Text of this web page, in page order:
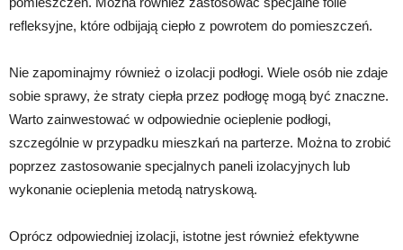
refleksyjne, które odbijają ciepło z powrotem do pomieszczeń.
Nie zapominajmy również o izolacji podłogi. Wiele osób nie zdaje
sobie sprawy, że straty ciepła przez podłogę mogą być znaczne.
Warto zainwestować w odpowiednie ocieplenie podłogi,
szczególnie w przypadku mieszkań na parterze. Można to zrobić
poprzez zastosowanie specjalnych paneli izolacyjnych lub
wykonanie ocieplenia metodą natryskową.
Oprócz odpowiedniej izolacji, istotne jest również efektywne